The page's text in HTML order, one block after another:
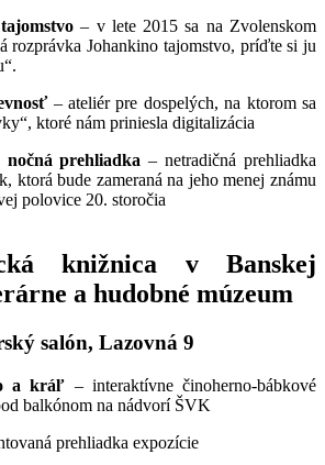
– v lete 2015 sa na Zvolenskom
rozprávka Johankino tajomstvo, príďte si ju
– ateliér pre dospelých, na ktorom sa
ktoré nám priniesla digitalizácia
prehliadka – netradičná prehliadka
ktorá bude zameraná na jeho menej známu
polovice 20. storočia
knižnica v Banskej
a hudobné múzeum
salón, Lazovná 9
a kráľ – interaktívne činoherno-bábkové
balkónom na nádvorí ŠVK
prehliadka expozície